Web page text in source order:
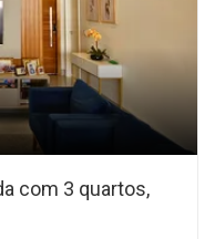
com 3 quartos,